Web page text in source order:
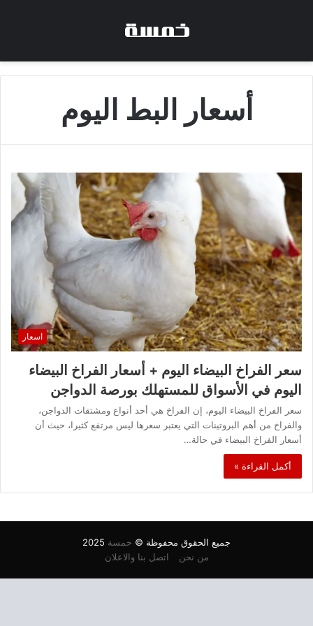
أسعار البط اليوم
اسعار
سعر الفراخ البيضاء اليوم + أسعار الفراخ البيضاء
اليوم في الأسواق للمستهلك بورصة الدواجن
سعر الفراخ البيضاء اليوم، إن الفراخ هي أحد أنواع ومشتقات الدواجن،
والفراخ من أهم البروتينات التي يعتبر سعرها ليس مرتفع كثيرا، حيث أن
أسعار الفراخ البيضاء في حالة…
أكمل القراءة »
جميع الحقوق محفوظة © خمسة
من نحن
اتصل بنا والاعلان